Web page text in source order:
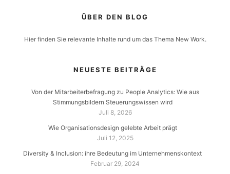
ÜBER DEN BLOG
Hier finden Sie relevante Inhalte rund um das Thema New Work.
NEUESTE BEITRÄGE
Von der Mitarbeiterbefragung zu People Analytics: Wie aus
Stimmungsbildern Steuerungswissen wird
Juli 8, 2026
Wie Organisationsdesign gelebte Arbeit prägt
Juli 12, 2025
Diversity & Inclusion: ihre Bedeutung im Unternehmenskontext
Februar 29, 2024